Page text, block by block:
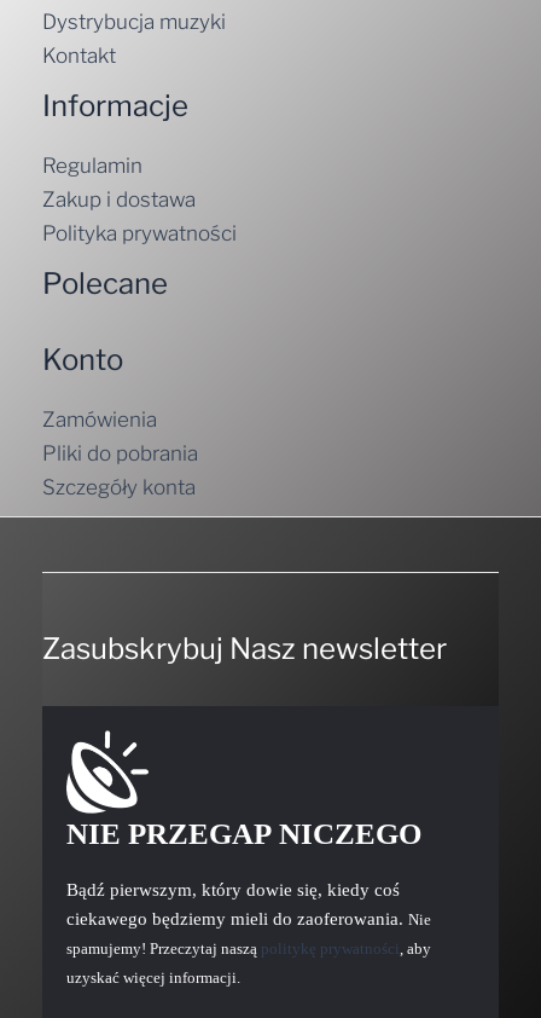
Dystrybucja muzyki
Kontakt
Informacje
Regulamin
Zakup i dostawa
Polityka prywatności
Polecane
Konto
Zamówienia
Pliki do pobrania
Szczegóły konta
Zasubskrybuj Nasz newsletter
NIE PRZEGAP NICZEGO
Bądź pierwszym, który dowie się, kiedy coś
ciekawego będziemy mieli do zaoferowania. Nie
spamujemy! Przeczytaj naszą politykę prywatności , aby
uzyskać więcej informacji.